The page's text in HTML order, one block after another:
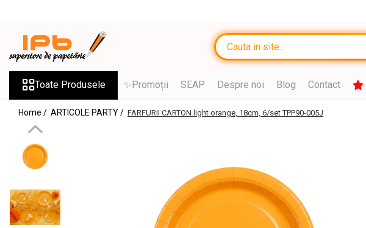
Toate Produsele
Ghiozdane, Rucsacuri, Trolere
Penare, Etuiuri, Necessaire
Saci de sport, Borsete
Caiete
Caiete cu 2 sau mai multe
Caiete de Calitate
Blocuri de desen
Toate Produsele ✨Promoții SEAP Despre noi Blog Contact
Home / ARTICOLE PARTY / FARFURII CARTON light orange, 18cm, 6/set TPP90-005J